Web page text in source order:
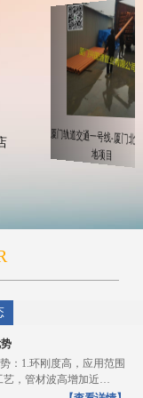
厦门轨道交通一号线-厦门北
地项目
：1.环刚度高，应用范围
，管材波高增加近